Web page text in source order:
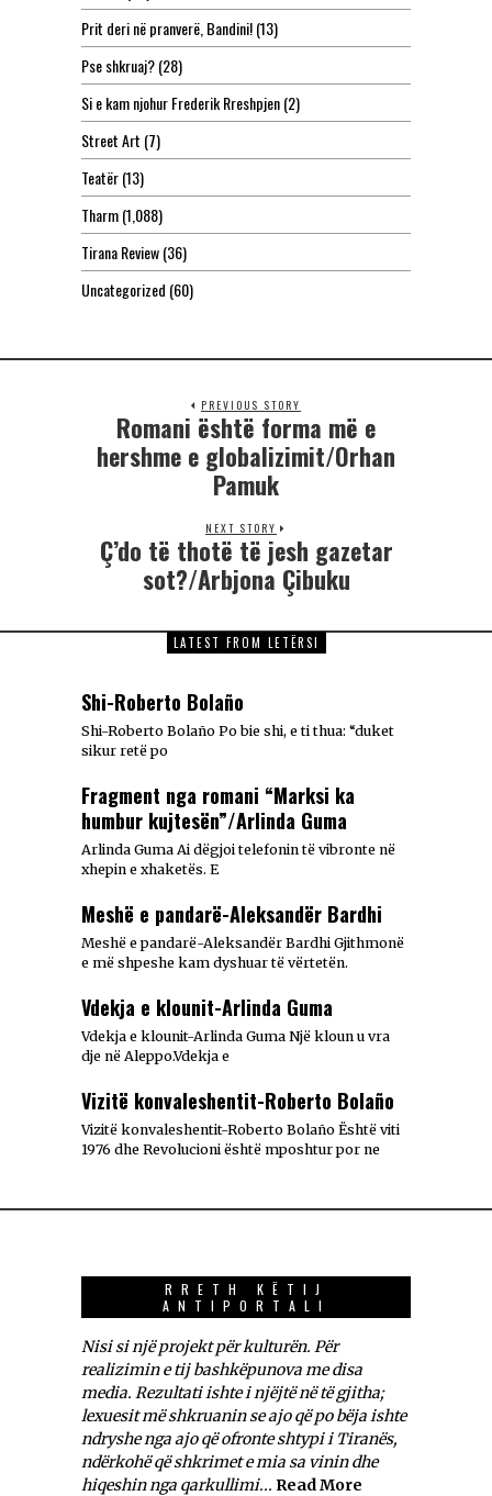
Prit deri në pranverë, Bandini!(13)
Pse shkruaj?(28)
Si e kam njohur Frederik Rreshpjen(2)
Street Art (7)
Teatër(13)
Tharm(1,088)
Tirana Review(36)
Uncategorized (60)
PREVIOUS STORY
Romani është forma më e
hershme e globalizimit/Orhan
Pamuk
NEXT STORY
Ç’do të thotë të jesh gazetar
sot?/Arbjona Çibuku
LATEST FROM LETËRSI
Shi-Roberto Bolaño
Shi-Roberto Bolaño Po bie shi, e ti thua: “duket
sikur retë po
Fragment nga romani “Marksi ka
humbur kujtesën”/Arlinda Guma
Arlinda Guma Ai dëgjoi telefonin të vibronte në
xhepin e xhaketës. E
Meshë e pandarë-Aleksandër Bardhi
Meshë e pandarë-Aleksandër Bardhi Gjithmonë
e më shpeshe kam dyshuar të vërtetën.
Vdekja e klounit-Arlinda Guma
Vdekja e klounit-Arlinda Guma Një kloun u vra
dje në Aleppo.Vdekja e
Vizitë konvaleshentit-Roberto Bolaño
Vizitë konvaleshentit-Roberto Bolaño Është viti
1976 dhe Revolucioni është mposhtur por ne
RRETH KËTIJ
ANTIPORTALI
Nisi si një projekt për kulturën. Për
realizimin e tij bashkëpunova me disa
media. Rezultati ishte i njëjtë në të gjitha;
lexuesit më shkruanin se ajo që po bëja ishte
ndryshe nga ajo që ofronte shtypi i Tiranës,
ndërkohë që shkrimet e mia sa vinin dhe
hiqeshin nga qarkullimi... Read More